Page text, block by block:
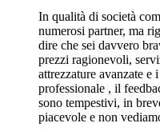
In qualità di società
numerosi partner, ma
dire che sei davvero
prezzi ragionevoli,
attrezzature avanzate
professionale , il
sono tempestivi, in
piacevole e non